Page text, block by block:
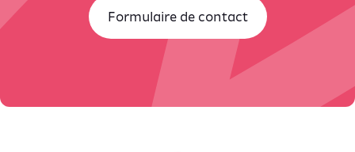
Formulaire de contact